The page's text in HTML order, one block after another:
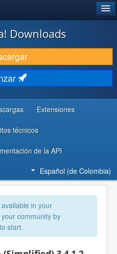
Downloads
Extensiones
técnicos
de la API
Español (de Colombia)
in your
community by
to start.